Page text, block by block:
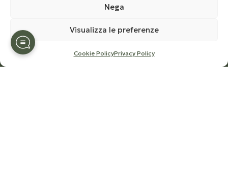
Nega
Visualizza le preferenze
Cookie PolicyPrivacy Policy